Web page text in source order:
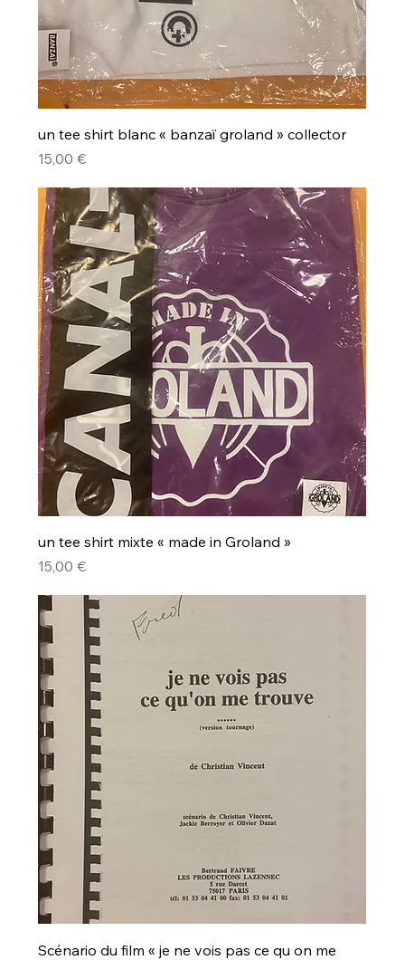
un tee shirt blanc « banzaï groland » collector
Prix
15,00 €
un tee shirt mixte « made in Groland »
Prix
15,00 €
Scénario du film « je ne vois pas ce qu on me